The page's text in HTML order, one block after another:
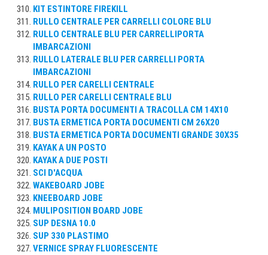
KIT ESTINTORE FIREKILL
RULLO CENTRALE PER CARRELLI COLORE BLU
RULLO CENTRALE BLU PER CARRELLIPORTA
IMBARCAZIONI
RULLO LATERALE BLU PER CARRELLI PORTA
IMBARCAZIONI
RULLO PER CARELLI CENTRALE
RULLO PER CARELLI CENTRALE BLU
BUSTA PORTA DOCUMENTI A TRACOLLA CM 14X10
BUSTA ERMETICA PORTA DOCUMENTI CM 26X20
BUSTA ERMETICA PORTA DOCUMENTI GRANDE 30X35
KAYAK A UN POSTO
KAYAK A DUE POSTI
SCI D'ACQUA
WAKEBOARD JOBE
KNEEBOARD JOBE
MULIPOSITION BOARD JOBE
SUP DESNA 10.0
SUP 330 PLASTIMO
VERNICE SPRAY FLUORESCENTE